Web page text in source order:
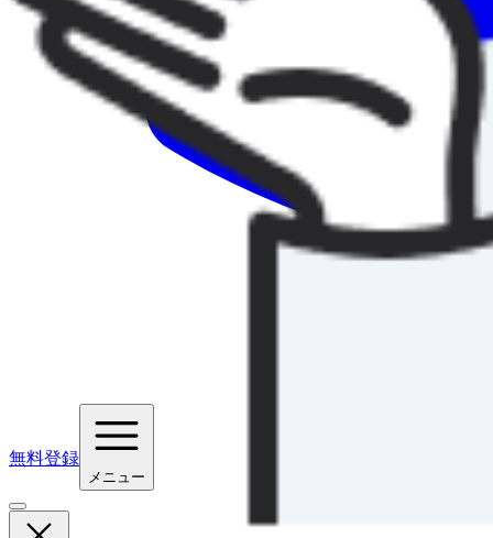
無料登録
メニュー